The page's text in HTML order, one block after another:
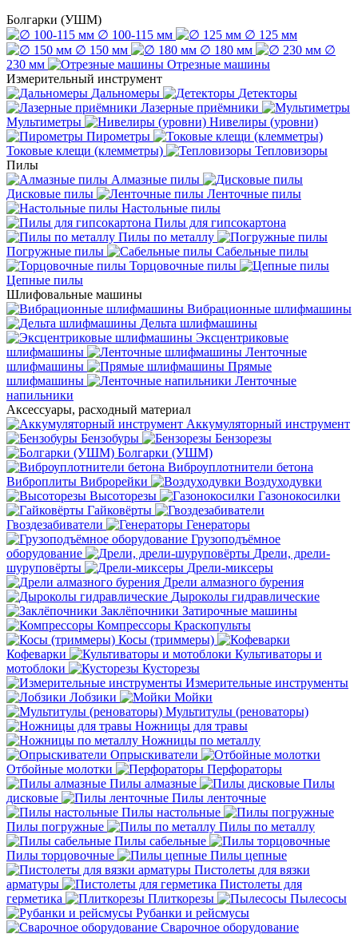
Болгарки (УШМ)
∅ 100-115 мм
∅ 125 мм
∅ 150 мм
∅ 180 мм
∅
230 мм
Отрезные машины
Измерительный инструмент
Дальномеры
Детекторы
Лазерные приёмники
Мультиметры
Нивелиры (уровни)
Пирометры
Токовые клещи (клемметры)
Тепловизоры
Пилы
Алмазные пилы
Дисковые пилы
Ленточные пилы
Настольные пилы
Пилы для гипсокартона
Пилы по металлу
Погружные пилы
Сабельные пилы
Торцовочные пилы
Цепные пилы
Шлифовальные машины
Вибрационные шлифмашины
Дельта шлифмашины
Эксцентриковые
шлифмашины
Ленточные
шлифмашины
Прямые
шлифмашины
Ленточные
напильники
Аксессуары, расходный материал
Аккумуляторный инструмент
Бензобуры
Бензорезы
Болгарки (УШМ)
Виброуплотнители бетона
Виброплиты Виброрейки
Воздуходувки
Высоторезы
Газонокосилки
Гайковёрты
Гвоздезабиватели
Генераторы
Грузоподъёмное
оборудование
Дрели, дрели-
шуруповёрты
Дрели-миксеры
Дрели алмазного бурения
Дыроколы гидравлические
Заклёпочники Затирочные машины
Компрессоры Краскопульты
Косы (триммеры)
Кофеварки
Культиваторы и
мотоблоки
Кусторезы
Измерительные инструменты
Лобзики
Мойки
Мультитулы (реноваторы)
Ножницы для травы
Ножницы по металлу
Опрыскиватели
Отбойные молотки
Перфораторы
Пилы алмазные
Пилы
дисковые
Пилы ленточные
Пилы настольные
Пилы погружные
Пилы по металлу
Пилы сабельные
Пилы торцовочные
Пилы цепные
Пистолеты для вязки
арматуры
Пистолеты для
герметика
Плиткорезы
Пылесосы
Рубанки и рейсмусы
Сварочное оборудование